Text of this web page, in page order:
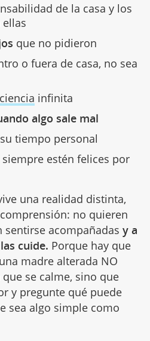
de la casa y los
que no pidieron
o fuera de casa, no sea
infinita
algo sale mal
tiempo personal
estén felices por
una realidad distinta,
no quieren
sentirse acompañadas y a
cuide. Porque hay que
madre alterada NO
se calme, sino que
y pregunte qué puede
sea algo simple como